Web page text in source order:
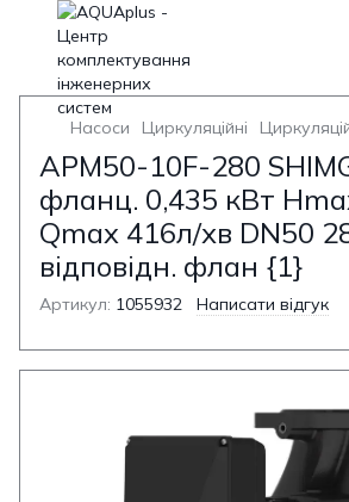
Насоси Циркуляційні
APM50-10F-280
фланц. 0,435 кВт
Qmax 416л/хв DN50
відповідн. флан {1}
Артикул: 1055932 Написати відгук